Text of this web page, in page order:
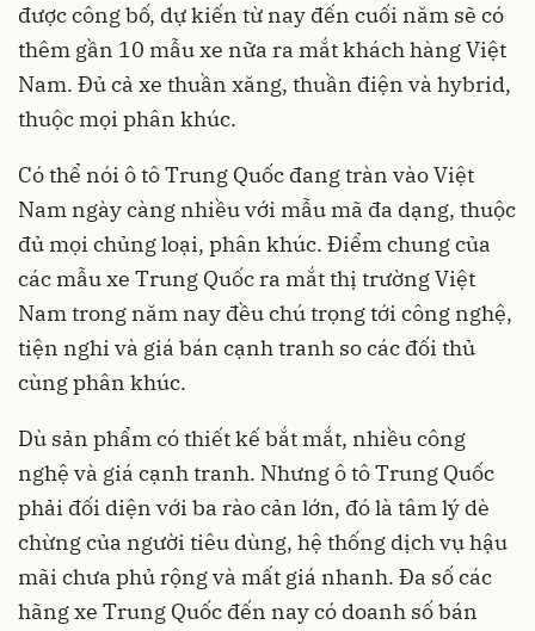
được công bố, dự kiến từ nay đến cuối năm sẽ có
thêm gần 10 mẫu xe nữa ra mắt khách hàng Việt
Nam. Đủ cả xe thuần xăng, thuần điện và hybrid,
thuộc mọi phân khúc.
Có thể nói ô tô Trung Quốc đang tràn vào Việt
Nam ngày càng nhiều với mẫu mã đa dạng, thuộc
đủ mọi chủng loại, phân khúc. Điểm chung của
các mẫu xe Trung Quốc ra mắt thị trường Việt
Nam trong năm nay đều chú trọng tới công nghệ,
tiện nghi và giá bán cạnh tranh so các đối thủ
cùng phân khúc.
Dù sản phẩm có thiết kế bắt mắt, nhiều công
nghệ và giá cạnh tranh. Nhưng ô tô Trung Quốc
phải đối diện với ba rào cản lớn, đó là tâm lý dè
chừng của người tiêu dùng, hệ thống dịch vụ hậu
mãi chưa phủ rộng và mất giá nhanh. Đa số các
hãng xe Trung Quốc đến nay có doanh số bán